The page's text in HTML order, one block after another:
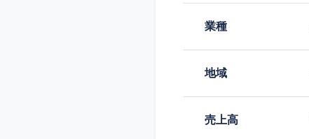
業種
地域
売上高